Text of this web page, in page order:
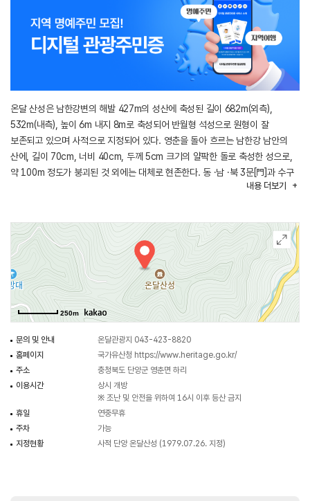
온달 산성은 남한강변의 해발 427m의 성산에 축성된 길이 682m(외측),
532m(내측), 높이 6m 내지 8m로 축성되어 반월형 석성으로 원형이 잘
보존되고 있으며 사적으로 지정되어 있다. 영춘을 돌아 흐르는 남한강 남안의
산에, 길이 70cm, 너비 40cm, 두께 5cm 크기의 얄팍한 돌로 축성한 성으로,
약 100m 정도가 붕괴된 것 외에는 대체로 현존한다. 동 ·남 ·북 3문[門]과 수구
[水口]가 지금도 남아 있다. 성내에는 우물이 있었다고 전하나 지금은 매몰되어
있다. 이곳은 고구려가 삼국통일을 이루었다면 현재 중국의 양자강과 황하강
주변이 우리의 땅이 되었을 것이라는 역사적 회고와 바보 온달이 자기 수련의
노력을 통한 명장으로의 변신과 홀어머니에 대한 효행심 그리고 평강공주의
내조의 힘 등을 통하여 현대의 우리들에게 많은 교훈과 의미를 주는 유서 깊은
곳으로 온달동굴과 더불어 학생들의 고적 답사지로 각광을 받고 있다.
온달 산성의 지명과 전설에 의하면, 영토 확장 경쟁이 치열했던 삼국시대에
한강을 차지하기 위한 전초기지로서 고구려와 신라 사이에 영유권을 둘러싸고
이름이다. 고구려 평원왕[平原王]의 사위 온달이 신라군의 침입 때 이 성을 쌓고
싸우다가 전사하였다고 삼국사기 열전 제45에 기록되어 있다.
내용 더보기
250m
문의 및 안내
온달관광지 043-423-8820
홈페이지
국가유산청 https://www.heritage.go.kr/
주소
충청북도 단양군 영춘면 하리
이용시간
상시 개방
※ 조난 및 안전을 위하여 16시 이후 등산 금지
휴일
연중무휴
주차
가능
지정현황
사적 단양 온달산성 (1979.07.26. 지정)